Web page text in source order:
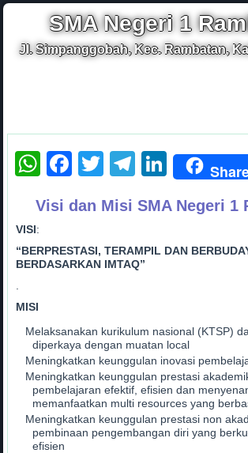
SMA Negeri 1
Jl. Simpanggobah, Kec. Rambatan,
WhatsApp
Facebook
Twitter
Telegram
Visi dan Misi SMA Negeri 1
VISI:
“BERPRESTASI, TERAMPIL DAN
BERDASARKAN IMTAQ”
MISI
Melaksanakan kurikulum nasional (KTSP)
diperkaya dengan muatan local
Meningkatkan keunggulan inovasi
Meningkatkan keunggulan prestasi
pembelajaran efektif, efisien dan
memanfaatkan multi resources yang
Meningkatkan keunggulan prestasi non
pembinaan pengembangan diri yang
efisien